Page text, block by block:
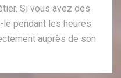
Si vous avez des
pendant les heures
auprès de son